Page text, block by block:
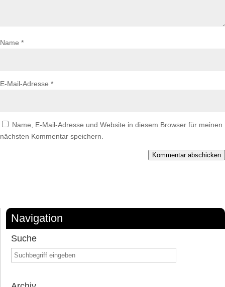
Name *
E-Mail-Adresse *
Name, E-Mail-Adresse und Website in diesem Browser für meinen
nächsten Kommentar speichern.
Kommentar abschicken
Navigation
Suche